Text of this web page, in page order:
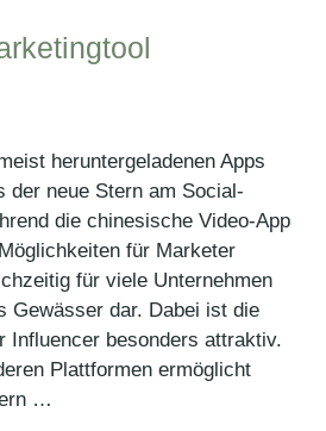
heruntergeladenen Apps
der neue Stern am Social-
die chinesische Video-App
für Marketer
für viele Unternehmen
Gewässer dar. Dabei ist die
Influencer besonders attraktiv.
Plattformen ermöglicht
…